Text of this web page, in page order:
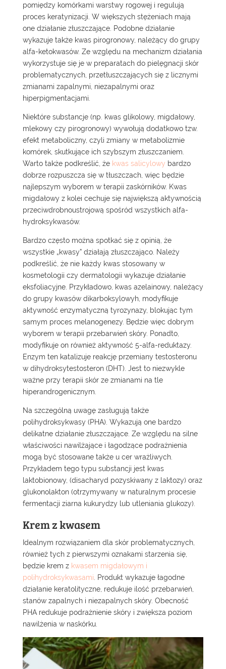
pomiędzy komórkami warstwy rogowej i regulują
proces keratynizacji. W większych stężeniach mają
one działanie złuszczające. Podobne działanie
wykazuje także kwas pirogronowy, należący do grupy
alfa-ketokwasów. Ze względu na mechanizm działania
wykorzystuje się je w preparatach do pielęgnacji skór
problematycznych, przetłuszczających się z licznymi
zmianami zapalnymi, niezapalnymi oraz
hiperpigmentacjami.
Niektóre substancje (np. kwas glikolowy, migdałowy,
mlekowy czy pirogronowy) wywołują dodatkowo tzw.
efekt metaboliczny, czyli zmiany w metabolizmie
komórek, skutkujące ich szybszym złuszczaniem.
Warto także podkreślić, że kwas salicylowy bardzo
dobrze rozpuszcza się w tłuszczach, więc będzie
najlepszym wyborem w terapii zaskórników. Kwas
migdałowy z kolei cechuje się największą aktywnością
przeciwdrobnoustrojową spośród wszystkich alfa-
hydroksykwasów.
Bardzo często można spotkać się z opinią, że
wszystkie „kwasy” działają złuszczająco. Należy
podkreślić, że nie każdy kwas stosowany w
kosmetologii czy dermatologii wykazuje działanie
eksfoliacyjne. Przykładowo, kwas azelainowy, należący
do grupy kwasów dikarboksylowyh, modyfikuje
aktywność enzymatyczną tyrozynazy, blokując tym
samym proces melanogenezy. Będzie więc dobrym
wyborem w terapii przebarwień skóry. Ponadto,
modyfikuje on również aktywność 5-alfa-reduktazy.
Enzym ten katalizuje reakcję przemiany testosteronu
w dihydroksytestosteron (DHT). Jest to niezwykle
ważne przy terapii skór ze zmianami na tle
hiperandrogenicznym.
Na szczególną uwagę zasługują także
polihydroksykwasy (PHA). Wykazują one bardzo
delikatne działanie złuszczające. Ze względu na silne
właściwości nawilżające i łagodzące podrażnienia
mogą być stosowane także u cer wrażliwych.
Przykładem tego typu substancji jest kwas
laktobionowy, (disacharyd pozyskiwany z laktozy) oraz
glukonolakton (otrzymywany w naturalnym procesie
fermentacji ziarna kukurydzy lub utleniania glukozy).
Krem z kwasem
Idealnym rozwiązaniem dla skór problematycznych,
również tych z pierwszymi oznakami starzenia się,
będzie krem z kwasem migdałowym i
polihydroksykwasami . Produkt wykazuje łagodne
działanie keratolityczne, redukuje ilość przebarwień,
stanów zapalnych i niezapalnych skóry. Obecność
PHA redukuje podrażnienie skóry i zwiększa poziom
nawilżenia w naskórku.